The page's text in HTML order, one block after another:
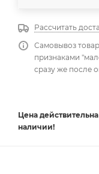
Рассчитать
Самовывоз
признаками
сразу же после
Цена действительна
наличии!